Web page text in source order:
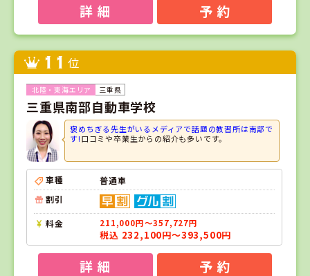
詳 細 予 約
11 位
三重県
三重県南部自動車学校
褒めちぎる先生がいるメディアで話題の教習所は南部で
す!口コミや卒業生からの紹介も多いです。
車種
普通車
割引
料金 211,000円～357,727円
税込 232,100円～393,500円
詳 細 予 約